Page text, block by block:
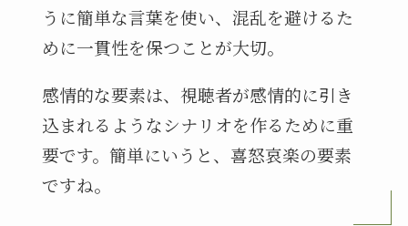
うに簡単な言葉を使い、混乱を避けるた
めに一貫性を保つことが大切。
感情的な要素は、視聴者が感情的に引き
込まれるようなシナリオを作るために重
要です。簡単にいうと、喜怒哀楽の要素
ですね。